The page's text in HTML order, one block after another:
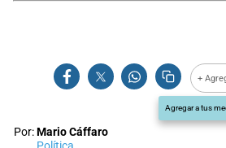
+
Agregar a tus
Por:Mario Cáffaro